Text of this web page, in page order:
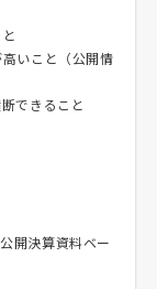
いこと（公開情
できること
開決算資料ベー